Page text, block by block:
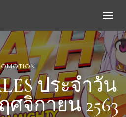
ประจำวัน
ศจิกายน 2563